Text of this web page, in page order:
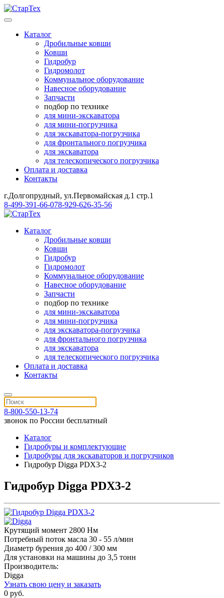
Каталог
Дробильные ковши
Ковши
Гидробур
Гидромолот
Коммунальное оборудование
Навесное оборудование
Запчасти
подбор по технике
для мини-экскаватора
для мини-погрузчика
для экскаватора-погрузчика
для фронтального погрузчика
для экскаватора
для телескопического погрузчика
Оплата и доставка
Контакты
г.Долгопрудный, ул.Первомайская д.1 стр.1
8-499-391-66-078-929-626-35-56
Каталог
Дробильные ковши
Ковши
Гидробур
Гидромолот
Коммунальное оборудование
Навесное оборудование
Запчасти
подбор по технике
для мини-экскаватора
для мини-погрузчика
для экскаватора-погрузчика
для фронтального погрузчика
для экскаватора
для телескопического погрузчика
Оплата и доставка
Контакты
8-800-550-13-74
звонок по России бесплатный
Каталог
Гидробуры и комплектующие
Гидробуры для экскаваторов и погрузчиков
Гидробур Digga PDX3-2
Гидробур Digga PDX3-2
Крутящий момент 2800 Нм
Потребный поток масла 30 - 55 л/мин
Диаметр бурения до 400 / 300 мм
Для установки на машины до 3,5 тонн
Производитель:
Digga
Узнать свою цену и заказать
0 руб.